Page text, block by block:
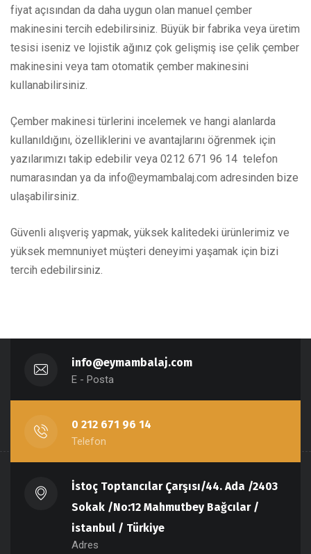
fiyat açısından da daha uygun olan manuel çember
makinesini tercih edebilirsiniz. Büyük bir fabrika veya üretim
tesisi iseniz ve lojistik ağınız çok gelişmiş ise çelik çember
makinesini veya tam otomatik çember makinesini
kullanabilirsiniz.
Çember makinesi türlerini incelemek ve hangi alanlarda
kullanıldığını, özelliklerini ve avantajlarını öğrenmek için
yazılarımızı takip edebilir veya 0212 671 96 14 telefon
numarasından ya da info@eymambalaj.com adresinden bize
ulaşabilirsiniz.
Güvenli alışveriş yapmak, yüksek kalitedeki ürünlerimiz ve
yüksek memnuniyet müşteri deneyimi yaşamak için bizi
tercih edebilirsiniz.
info@eymambalaj.com
E - Posta
0 212 671 96 14
Telefon
İstoç Toptancılar Çarşısı/44. Ada /2403
Sokak /No:12 Mahmutbey Bağcılar /
istanbul / Türkiye
Adres